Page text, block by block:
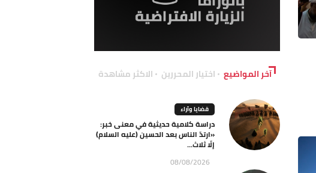
آخر المواضيع اختيار المحررين الاكثر مشاهدة
قضايا وآراء
دراسة كلامية حديثية في معنى خبر:
«ارتدّ الناس بعد الحسين (عليه السلام)
إلّا ثلاث...
08/08/2026